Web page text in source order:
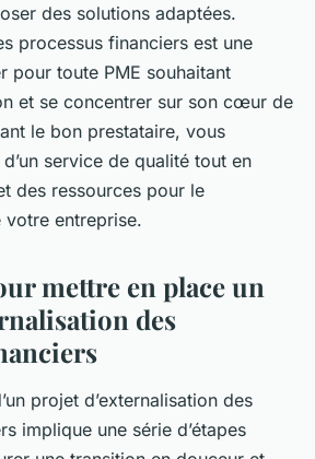
des solutions adaptées.
processus financiers est une
pour toute PME souhaitant
et se concentrer sur son cœur de
le bon prestataire, vous
service de qualité tout en
des ressources pour le
entreprise.
mettre en place un
des
projet d’externalisation des
implique une série d’étapes